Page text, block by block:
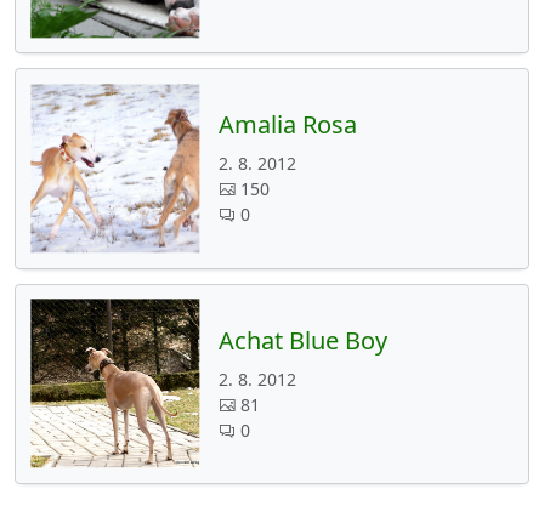
Amalia Rosa
2. 8. 2012
150
0
Achat Blue Boy
2. 8. 2012
81
0